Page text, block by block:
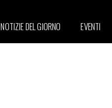
NOTIZIE DEL GIORNO EVENTI